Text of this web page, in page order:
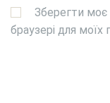
Зберегти моє
браузері для